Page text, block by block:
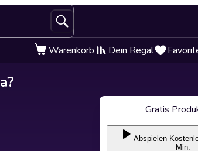
Warenkorb Dein Regal
Gratis
Abspielen
Min.